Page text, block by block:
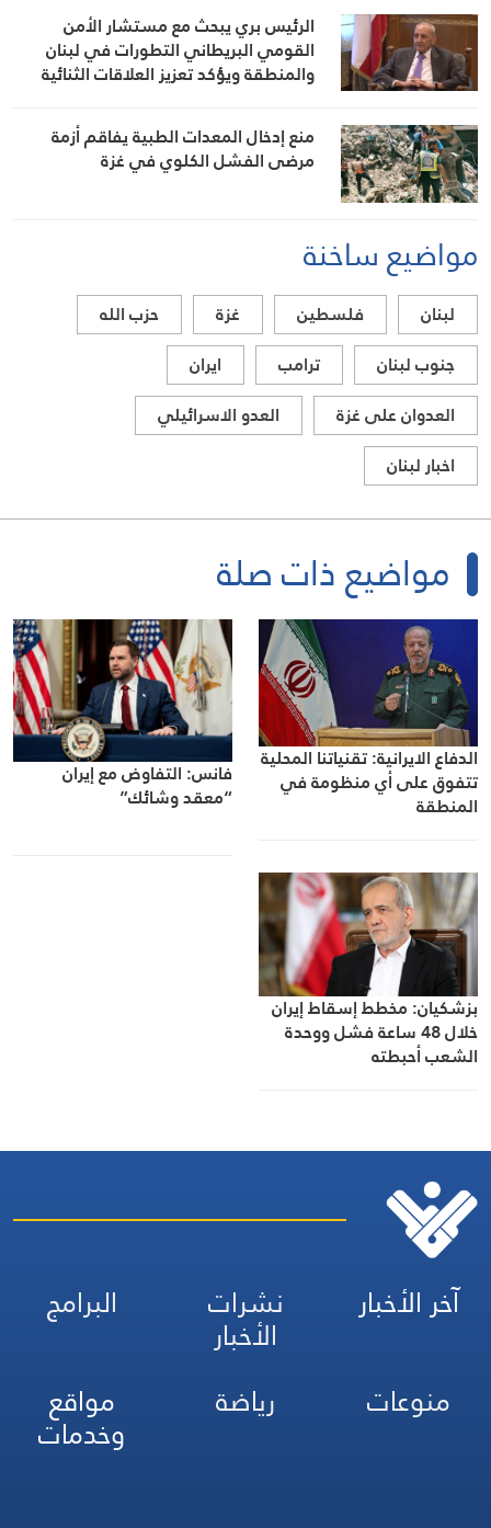
الرئيس بري يبحث مع مستشار الأمن
القومي البريطاني التطورات في لبنان
والمنطقة ويؤكد تعزيز العلاقات الثنائية
منع إدخال المعدات الطبية يفاقم أزمة
مرضى الفشل الكلوي في غزة
مواضيع ساخنة
لبنان فلسطين غزة
حزب الله
جنوب لبنان
ترامب
ايران
العدوان على غزة
العدو الاسرائيلي
اخبار لبنان
مواضيع ذات صلة
الدفاع الايرانية: تقنياتنا المحلية
تتفوق على أي منظومة في
المنطقة
فانس: التفاوض مع إيران
“معقد وشائك”
بزشكيان: مخطط إسقاط إيران
خلال 48 ساعة فشل ووحدة
الشعب أحبطته
آخر الأخبار نشرات
الأخبار
البرامج
منوعات
رياضة مواقع
وخدمات